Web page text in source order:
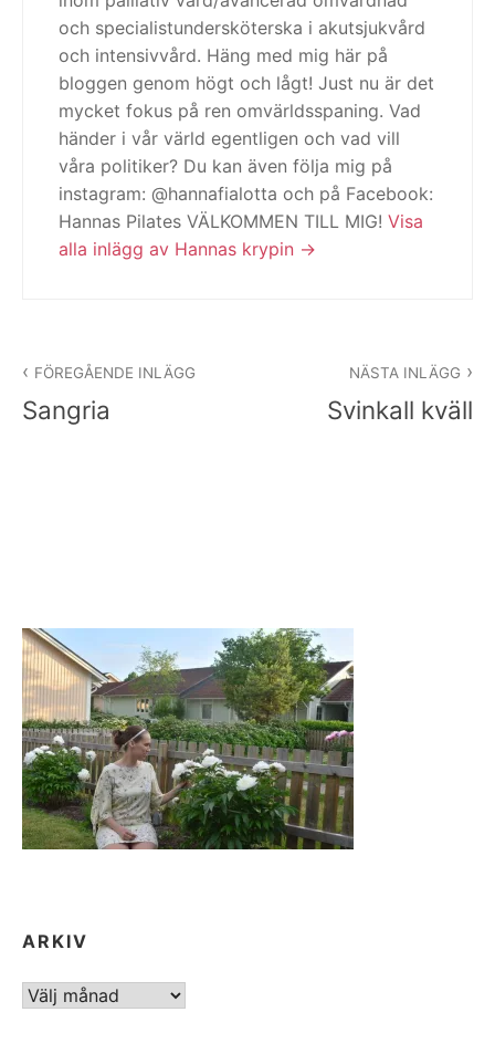
och specialistundersköterska i akutsjukvård
och intensivvård. Häng med mig här på
bloggen genom högt och lågt! Just nu är det
mycket fokus på ren omvärldsspaning. Vad
händer i vår värld egentligen och vad vill
våra politiker? Du kan även följa mig på
instagram: @hannafialotta och på Facebook:
Hannas Pilates VÄLKOMMEN TILL MIG! Visa
alla inlägg av Hannas krypin
FÖREGÅENDE INLÄGG
Sangria
NÄSTA INLÄGG
Svinkall kväll
ARKIV
ARKIV